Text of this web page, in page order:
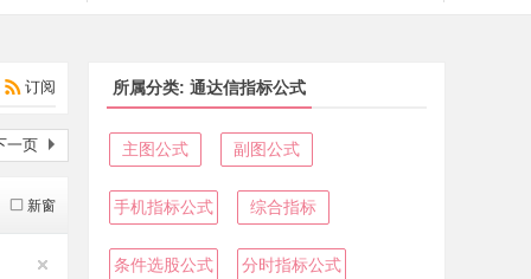
订阅
一页
新窗
所属分类: 通达信指标公式
主图公式 副图公式
手机指标公式 综合指标
条件选股公式 分时指标公式